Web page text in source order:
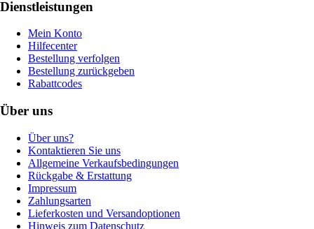
Dienstleistungen
Mein Konto
Hilfecenter
Bestellung verfolgen
Bestellung zurückgeben
Rabattcodes
Über uns
Über uns?
Kontaktieren Sie uns
Allgemeine Verkaufsbedingungen
Rückgabe & Erstattung
Impressum
Zahlungsarten
Lieferkosten und Versandoptionen
Hinweis zum Datenschutz